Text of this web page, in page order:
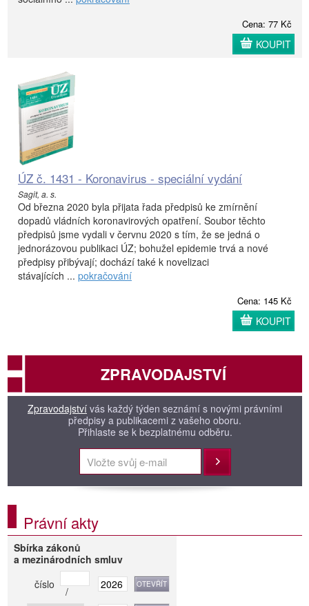
Cena: 77 Kč
KOUPIT
ÚZ č. 1431 - Koronavirus - speciální vydání
Sagit, a. s.
Od března 2020 byla přijata řada předpisů ke zmírnění
dopadů vládních koronavirových opatření. Soubor těchto
předpisů jsme vydali v červnu 2020 s tím, že se jedná o
jednorázovou publikaci ÚZ; bohužel epidemie trvá a nové
předpisy přibývají; dochází také k novelizaci
stávajících ... pokračování
Cena: 145 Kč
KOUPIT
ZPRAVODAJSTVÍ
Zpravodajství vás každý týden seznámí s novými právními
předpisy a publikacemi z vašeho oboru.
Přihlaste se k bezplatnému odběru.
Přihlásit
Právní akty
Sbírka zákonů
a mezinárodních smluv
číslo
/